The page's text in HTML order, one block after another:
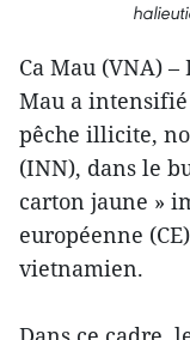
Ca Mau (VNA)
Mau a
pêche illicite,
(INN), dans le
carton jaune »
européenne
vietnamien.